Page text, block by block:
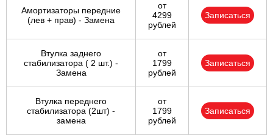
Амортизаторы передние
(лев + прав) - Замена
от
4299
рублей
Записаться
Втулка заднего
стабилизатора ( 2 шт.) -
Замена
от
1799
рублей
Записаться
Втулка переднего
стабилизатора (2шт) -
замена
от
1799
рублей
Записаться